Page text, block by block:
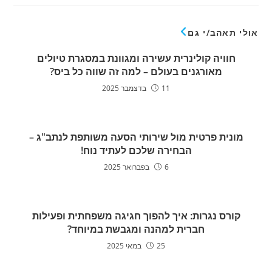
אולי תאהב/י גם
חוויה קולינרית עשירה ומגוונת במסגרת טיולים
מאורגנים בעולם – למה זה שווה כל ביס?
11 בדצמבר 2025
מונית פרטית מול שירותי הסעה משותפת לנתב"ג –
הבחירה שלכם לעתיד נוח!
6 בפברואר 2025
קורס נגרות: איך להפוך חגיגה משפחתית ופעילות
חברית למהנה ומגבשת במיוחד?
25 במאי 2025